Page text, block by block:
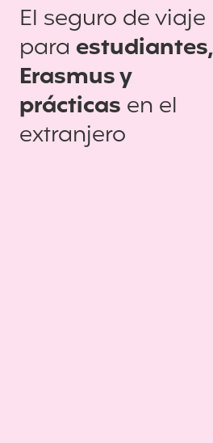
El seguro de viaje
para estudiantes,
Erasmus y
prácticas en el
extranjero